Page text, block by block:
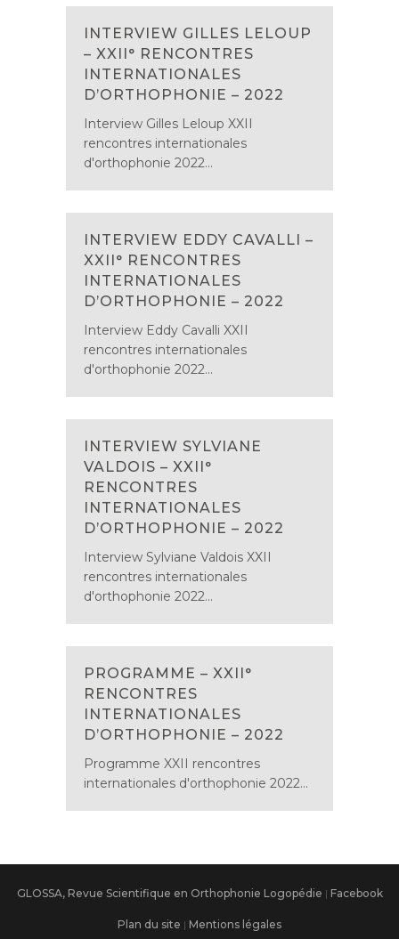
INTERVIEW GILLES LELOUP
– XXII° RENCONTRES
INTERNATIONALES
D’ORTHOPHONIE – 2022
Interview Gilles Leloup XXII
rencontres internationales
d'orthophonie 2022...
INTERVIEW EDDY CAVALLI –
XXII° RENCONTRES
INTERNATIONALES
D’ORTHOPHONIE – 2022
Interview Eddy Cavalli XXII
rencontres internationales
d'orthophonie 2022...
INTERVIEW SYLVIANE
VALDOIS – XXII°
RENCONTRES
INTERNATIONALES
D’ORTHOPHONIE – 2022
Interview Sylviane Valdois XXII
rencontres internationales
d'orthophonie 2022...
PROGRAMME – XXII°
RENCONTRES
INTERNATIONALES
D’ORTHOPHONIE – 2022
Programme XXII rencontres
internationales d'orthophonie 2022...
GLOSSA, Revue Scientifique en Orthophonie Logopédie | Facebook
Plan du site | Mentions légales